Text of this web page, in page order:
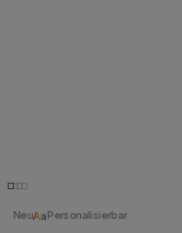
Neu Personalisierbar